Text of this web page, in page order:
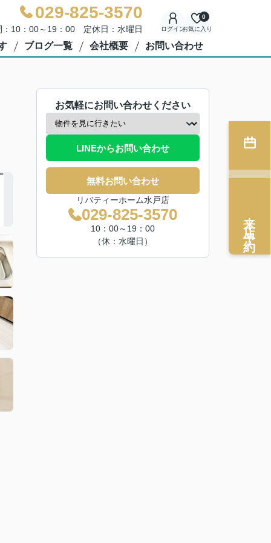
029-825-3570
：10：00～19：00 定休日：水曜日 ログインお気に入り
0
ブログ一覧 会社概要 お問い合わせ
お気軽にお問い合わせください
LINEからお問い合わせ
無料お問い合わせ
リバティーホーム水戸店
029-825-3570
10：00～19：00
（休：水曜日）
来店予約